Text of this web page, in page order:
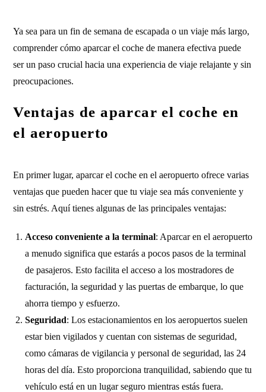
Ya sea para un fin de semana de escapada o un viaje más largo,
comprender cómo aparcar el coche de manera efectiva puede
ser un paso crucial hacia una experiencia de viaje relajante y sin
preocupaciones.
Ventajas de aparcar el coche en
el aeropuerto
En primer lugar, aparcar el coche en el aeropuerto ofrece varias
ventajas que pueden hacer que tu viaje sea más conveniente y
sin estrés. Aquí tienes algunas de las principales ventajas:
Acceso conveniente a la terminal: Aparcar en el aeropuerto
a menudo significa que estarás a pocos pasos de la terminal
de pasajeros. Esto facilita el acceso a los mostradores de
facturación, la seguridad y las puertas de embarque, lo que
ahorra tiempo y esfuerzo.
Seguridad: Los estacionamientos en los aeropuertos suelen
estar bien vigilados y cuentan con sistemas de seguridad,
como cámaras de vigilancia y personal de seguridad, las 24
horas del día. Esto proporciona tranquilidad, sabiendo que tu
vehículo está en un lugar seguro mientras estás fuera.